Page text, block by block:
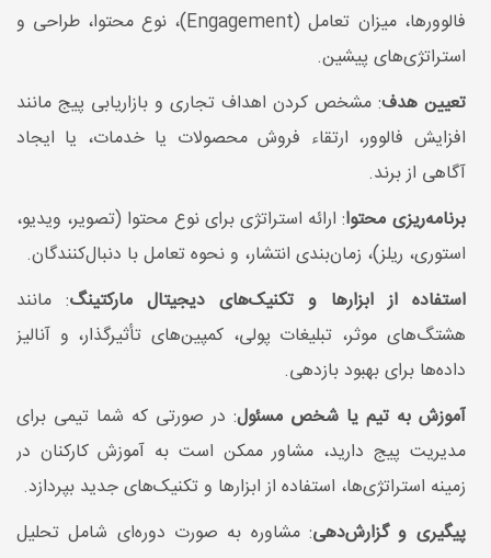
فالوورها، میزان تعامل (Engagement)، نوع محتوا، طراحی و
استراتژی‌های پیشین.
تعیین هدف: مشخص کردن اهداف تجاری و بازاریابی پیج مانند
افزایش فالوور، ارتقاء فروش محصولات یا خدمات، یا ایجاد
آگاهی از برند.
برنامه‌ریزی محتوا: ارائه استراتژی برای نوع محتوا (تصویر، ویدیو،
استوری، ریلز)، زمان‌بندی انتشار، و نحوه تعامل با دنبال‌کنندگان.
استفاده از ابزارها و تکنیک‌های دیجیتال مارکتینگ: مانند
هشتگ‌های موثر، تبلیغات پولی، کمپین‌های تأثیرگذار، و آنالیز
داده‌ها برای بهبود بازدهی.
آموزش به تیم یا شخص مسئول: در صورتی که شما تیمی برای
مدیریت پیج دارید، مشاور ممکن است به آموزش کارکنان در
زمینه استراتژی‌ها، استفاده از ابزارها و تکنیک‌های جدید بپردازد.
پیگیری و گزارش‌دهی: مشاوره به صورت دوره‌ای شامل تحلیل